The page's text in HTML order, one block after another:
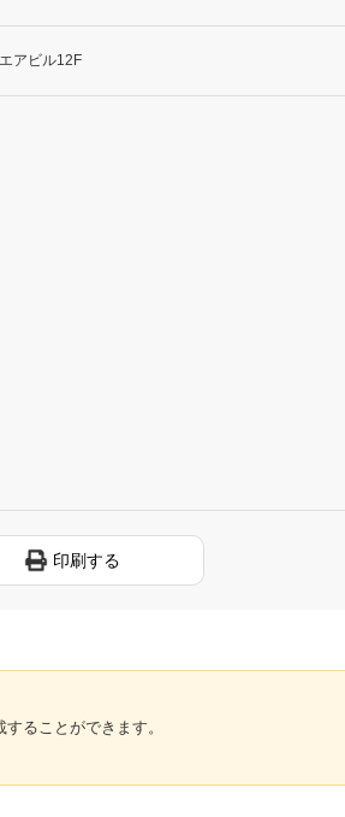
アビル12F
印刷する
ることができます。